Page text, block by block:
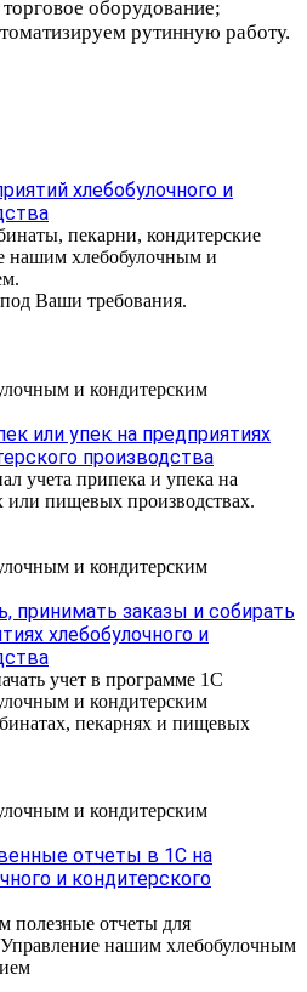
оборудование;
рутинную работу.
хлебобулочного и
пекарни, кондитерские
нашим хлебобулочным и
Ваши требования.
и кондитерским
или упек на предприятиях
производства
учета припека и упека на
или пищевых производствах.
и кондитерским
принимать заказы и собирать
хлебобулочного и
учет в программе 1С
и кондитерским
пекарнях и пищевых
и кондитерским
отчеты в 1С на
и кондитерского
полезные отчеты для
нашим хлебобулочным